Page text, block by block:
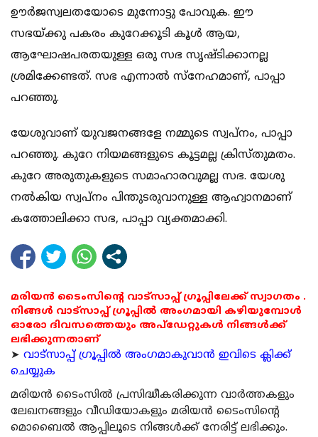
ഊര്‍ജസ്വലതയോടെ മുന്നോട്ടു പോവുക. ഈ
സഭയ്ക്കു പകരം കുറേക്കൂടി കൂള്‍ ആയ,
ആഘോഷപരതയുള്ള ഒരു സഭ സൃഷ്ടിക്കാനല്ല
ശ്രമിക്കേണ്ടത്. സഭ എന്നാല്‍ സ്‌നേഹമാണ്, പാപ്പാ
പറഞ്ഞു.
യേശുവാണ് യുവജനങ്ങളേ നമ്മുടെ സ്വപ്നം, പാപ്പാ
പറഞ്ഞു. കുറേ നിയമങ്ങളുടെ കൂട്ടമല്ല ക്രിസ്തുമതം.
കുറേ അരുതുകളുടെ സമാഹാരവുമല്ല സഭ. യേശു
നല്‍കിയ സ്വപ്‌നം പിന്തുടരുവാനുള്ള ആഹ്വാനമാണ്
കത്തോലിക്കാ സഭ, പാപ്പാ വ്യക്തമാക്കി.
മരിയൻ ടൈംസിന്റെ വാട്സാപ്പ് ഗ്രൂപ്പിലേക്ക് സ്വാഗതം .
നിങ്ങൾ വാട്സാപ്പ് ഗ്രൂപ്പിൽ അംഗമായി കഴിയുമ്പോൾ
ഓരോ ദിവസത്തെയും അപ്ഡേറ്റുകൾ നിങ്ങൾക്ക്
ലഭിക്കുന്നതാണ്
➤ വാട്സാപ്പ് ഗ്രൂപ്പിൽ അംഗമാകുവാൻ ഇവിടെ ക്ലിക്ക്
ചെയ്യുക
മരിയന്‍ ടൈംസില്‍ പ്രസിദ്ധീകരിക്കുന്ന വാര്‍ത്തകളും
ലേഖനങ്ങളും വീഡിയോകളും മരിയന്‍ ടൈംസിന്റെ
മൊബൈല്‍ ആപ്പിലൂടെ നിങ്ങള്‍ക്ക് നേരിട്ട് ലഭിക്കും.